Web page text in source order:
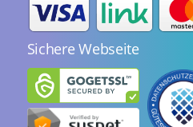
Sichere Webseite